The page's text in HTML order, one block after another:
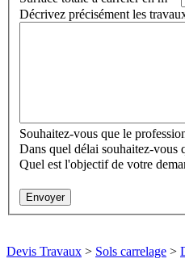
Décrivez précisément les
Souhaitez-vous que le
Dans quel délai souhaitez-vous
Quel est l'objectif de votre
Devis Travaux > Sols carrelage >